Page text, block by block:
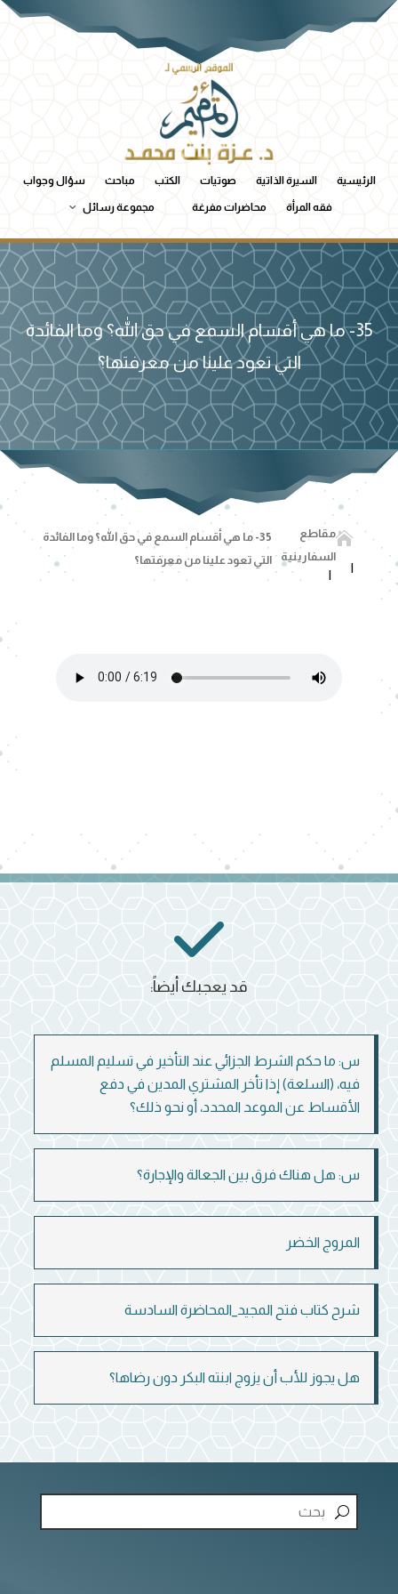
الرئيسية السيرة الذاتية صوتيات الكتب مباحث سؤال وجواب
فقه المرأة محاضرات مفرغة مجموعة رسائل
35- ما هي أقسام السمع في حق الله؟ وما الفائدة
التي تعود علينا من معرفتها؟
مقاطع
السفارينية
35- ما هي أقسام السمع في حق الله؟ وما الفائدة
التي تعود علينا من معرفتها؟
س: ما حكم الشرط الجزائي عند التأخير في تسليم المسلم
فيه، (السلعة) إذا تأخر المشتري المدين في دفع
الأقساط عن الموعد المحدد، أو نحو ذلك؟
س: هل هناك فرق بين الجعالة والإجارة؟
المروج الخضر
شرح كتاب فتح المجيد_المحاضرة السادسة
هل يجوز للأب أن يزوج ابنته البكر دون رضاها؟
قد يعجبك أيضاً: